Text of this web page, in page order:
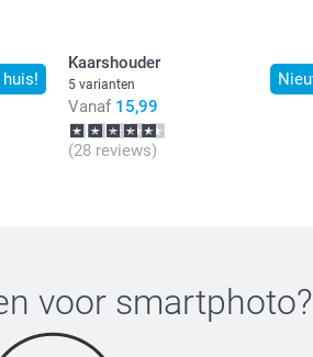
Kaarshouder
5 varianten
Vanaf 15,99
(28 reviews)
voor smartphoto?